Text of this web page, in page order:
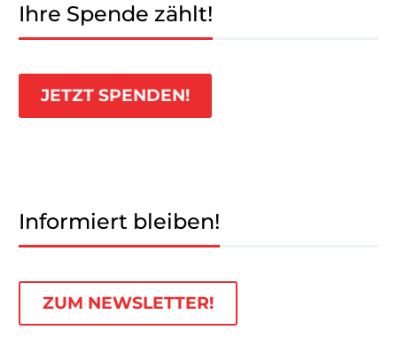
Ihre Spende zählt!
JETZT SPENDEN!
Informiert bleiben!
ZUM NEWSLETTER!